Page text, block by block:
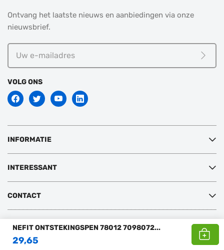
NEFIT ONTSTEKINGSPEN 78012 7098072...
29,65
Ontvang het laatste nieuws en aanbiedingen via onze
nieuwsbrief.
Meld
VOLG ONS
INFORMATIE
INTERESSANT
CONTACT
Copyright © 2026 Sanispecials BV